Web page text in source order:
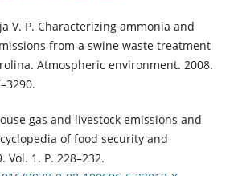
V. P. Characterizing ammonia and
from a swine waste treatment
Atmospheric environment. 2008.
gas and livestock emissions and
of food security and
1. P. 228–232.